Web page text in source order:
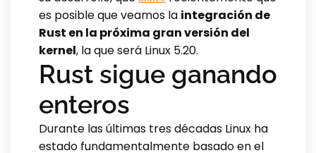
es posible que veamos la integración de
Rust en la próxima gran versión del
kernel, la que será Linux 5.20.
Rust sigue ganando
enteros
Durante las últimas tres décadas Linux ha
estado fundamentalmente basado en el